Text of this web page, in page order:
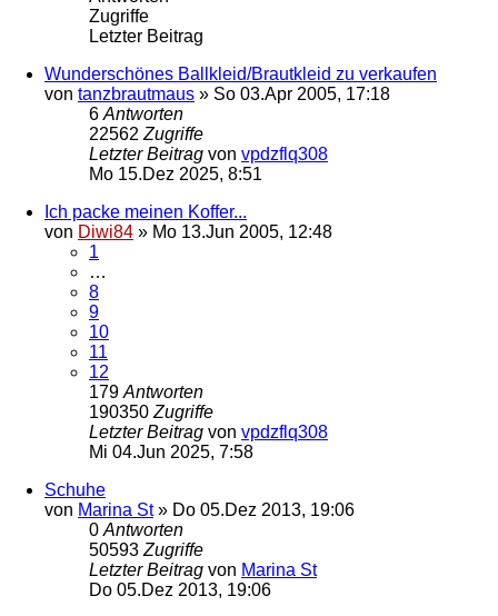
Zugriffe
Letzter Beitrag
Wunderschönes Ballkleid/Brautkleid zu verkaufen
von tanzbrautmaus » So 03.Apr 2005, 17:18
6 Antworten
22562 Zugriffe
Letzter Beitrag von vpdzflq308
Mo 15.Dez 2025, 8:51
Ich packe meinen Koffer...
von Diwi84 » Mo 13.Jun 2005, 12:48
1
…
8
9
10
11
12
179 Antworten
190350 Zugriffe
Letzter Beitrag von vpdzflq308
Mi 04.Jun 2025, 7:58
Schuhe
von Marina St» Do 05.Dez 2013, 19:06
0 Antworten
50593 Zugriffe
Letzter Beitrag von Marina St
Do 05.Dez 2013, 19:06